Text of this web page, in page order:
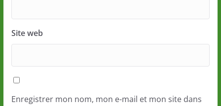
Site web
Enregistrer mon nom, mon e-mail et mon site dans